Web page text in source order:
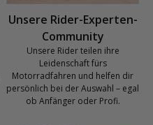
Unsere Rider-Experten-
Community
Unsere Rider teilen ihre
Leidenschaft fürs
Motorradfahren und helfen dir
persönlich bei der Auswahl – egal
ob Anfänger oder Profi.